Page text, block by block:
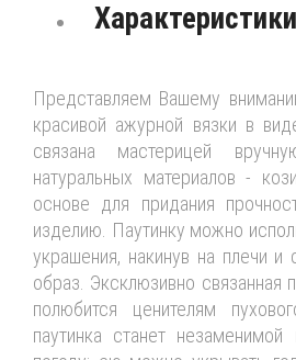
Характеристики
Представляем Вашему
красивой ажурной вязки в
связана мастерицей
натуральных материалов -
основе для придания
изделию. Паутинку можно
украшения, накинув на плечи и
образ. Эксклюзивно связанная
полюбится ценителям
паутинка станет